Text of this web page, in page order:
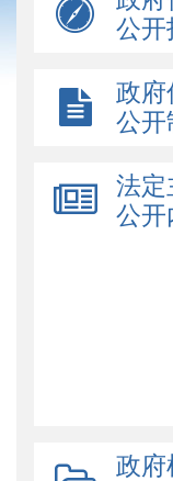
公开
政府
公开
法定
公开
政府